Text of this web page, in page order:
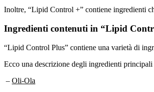
Inoltre, “Lipid Control +” contiene ingredienti
Ingredienti contenuti in “Lipid
“Lipid Control Plus” contiene una varietà di
Ecco una descrizione degli ingredienti
– Oli-Ola